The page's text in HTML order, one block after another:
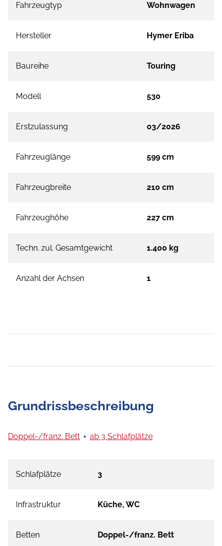
Fahrzeugtyp Wohnwagen
Hersteller Hymer Eriba
Baureihe Touring
Modell 530
Erstzulassung 03/2026
Fahrzeuglänge 599 cm
Fahrzeugbreite 210 cm
Fahrzeughöhe 227 cm
Techn. zul. Gesamtgewicht 1.400 kg
Anzahl der Achsen 1
Grundrissbeschreibung
Doppel-/franz. Bett ab 3 Schlafplätze
Schlafplätze 3
Infrastruktur Küche, WC
Betten Doppel-/franz. Bett